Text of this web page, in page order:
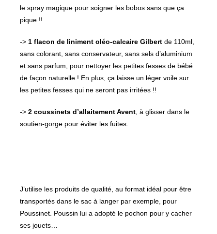
le spray magique pour soigner les bobos sans que ça
pique !!
-> 1 flacon de liniment oléo-calcaire Gilbert de 110ml,
sans colorant, sans conservateur, sans sels d’aluminium
et sans parfum, pour nettoyer les petites fesses de bébé
de façon naturelle ! En plus, ça laisse un léger voile sur
les petites fesses qui ne seront pas irritées !!
->2 coussinets d’allaitement Avent , à glisser dans le
soutien-gorge pour éviter les fuites.
J’utilise les produits de qualité, au format idéal pour être
transportés dans le sac à langer par exemple, pour
Poussinet. Poussin lui a adopté le pochon pour y cacher
ses jouets…